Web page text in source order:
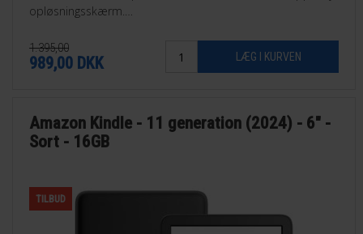
opløsningsskærm.
1.395,00
989,00 DKK
Amazon Kindle - 11 generation (2024) - 6" -
Sort - 16GB
TILBUD